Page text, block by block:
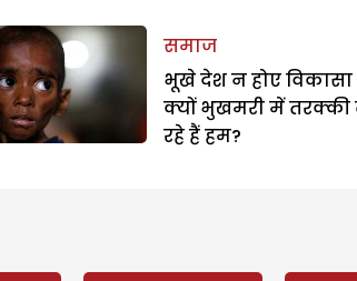
समाज
भूखे देश न होए विकासा
क्यों भुखमरी में तरक्की
रहे हैं हम?